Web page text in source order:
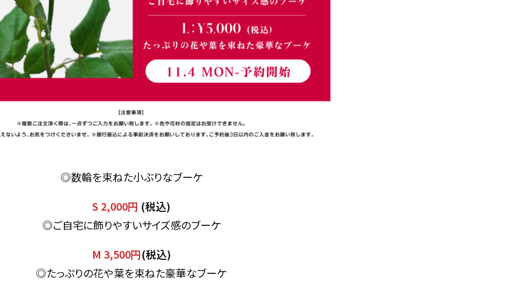
◎数輪を束ねた小ぶりなブーケ
S 2,000円 (税込)
◎ご自宅に飾りやすいサイズ感のブーケ
M 3,500円(税込)
◎たっぷりの花や葉を束ねた豪華なブーケ